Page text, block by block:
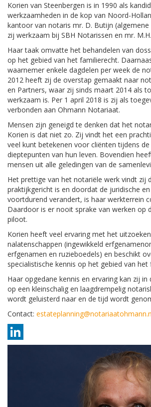
Korien van Steenbergen is in 1990 als
werkzaamheden in de kop van Noord-
kantoor van notaris mr. D. Butijn
zij werkzaam bij SBH Notarissen en mr.
Haar taak omvatte het behandelen van
op het gebied van het familierecht.
waarnemer enkele dagdelen per week de
2012 heeft zij de overstap gemaakt naar
en Partners, waar zij sinds maart 2014 als
werkzaam is. Per 1 april 2018 is zij als
verbonden aan Ohmann Notariaat.
Mensen zijn geneigd te denken dat het
Korien is dat niet zo. Zij vindt het een
veel kunt betekenen voor cliënten tijdens
dieptepunten van hun leven. Bovendien
mensen uit alle geledingen van de
Het prettige van het notariële werk vindt zij
praktijkgericht is en doordat de juridische
voortdurend verandert, is haar werkterrein
Daardoor is er nooit sprake van werken op
piloot.
Korien heeft veel ervaring met het
nalatenschappen (ingewikkeld
erfgenamen en ruzieboedels) en beschikt
specialistische kennis op het gebied van het
Haar opgedane kennis en ervaring kan zij in
op een kleinschalig en laagdrempelig
wordt geluisterd naar en de tijd wordt
Contact: